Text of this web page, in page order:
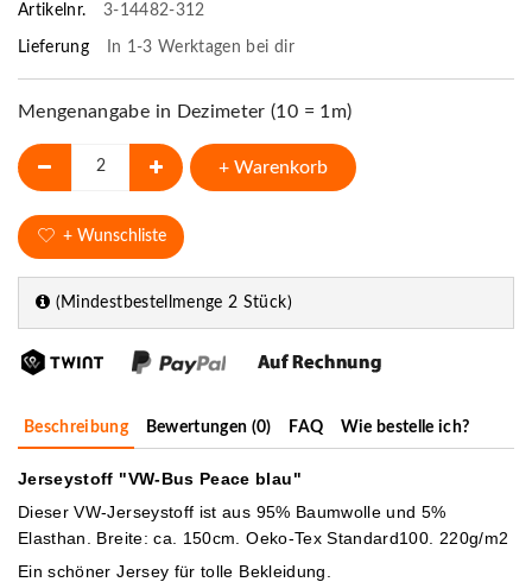
Artikelnr. 3-14482-312
Lieferung In 1-3 Werktagen bei dir
Mengenangabe in Dezimeter (10 = 1m)
+ Warenkorb
+ Wunschliste
(Mindestbestellmenge 2 Stück)
Beschreibung Bewertungen (0) FAQ Wie bestelle ich?
Jerseystoff "VW-Bus Peace blau"
Dieser VW-Jerseystoff ist aus 95% Baumwolle und 5%
Elasthan. Breite: ca. 150cm. Oeko-Tex Standard100. 220g/m2
Ein schöner Jersey für tolle Bekleidung.